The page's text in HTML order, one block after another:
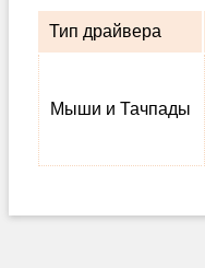
Тип драйвера
Мыши и Тачпады